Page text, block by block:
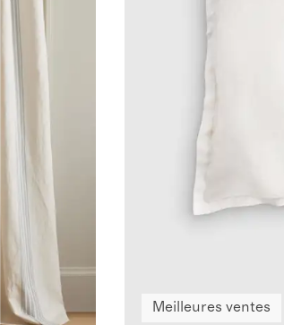
Meilleures ventes